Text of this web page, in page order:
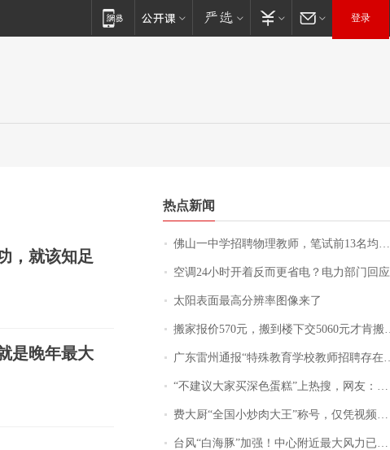
登录
，就该知足
是晚年最大
热点新闻
佛山一中学招聘物理教师，笔试前13名均遭淘汰？教育局：已叫停招聘，成立调查组全面核查
空调24小时开着反而更省电？电力部门回应
太阳表面最高分辨率图像来了
搬家报价570元，搬到楼下交5060元才肯搬上楼！女子傻眼了……
广东雷州通报“特殊教育学校教师招聘存在违规行为”：已启动问责程序 副校长被停职
“不建议大家买深色蛋糕”上热搜，网友：天塌了！
费大厨“全国小炒肉大王”称号，仅凭视频评出？中国烹饪协会回应
台风“白海豚”加强！中心附近最大风力已达15级 最新研判